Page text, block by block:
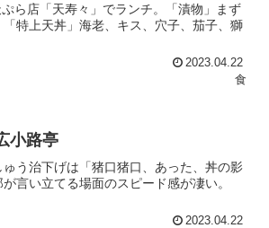
ら店「天寿々」でランチ。「漬物」まず
特上天丼」海老、キス、穴子、茄子、獅
2023.04.22
食
小路亭
う治下げは「猪口猪口、あった、丼の影
言い立てる場面のスピード感が凄い。
2023.04.22